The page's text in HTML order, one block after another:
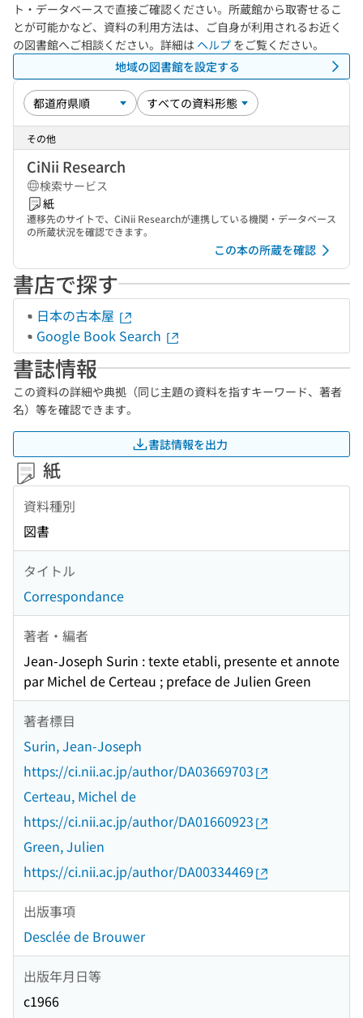
ト・データベースで直接ご確認ください。所蔵館から取寄せるこ
とが可能かなど、資料の利用方法は、ご自身が利用されるお近く
の図書館へご相談ください。詳細は ヘルプ をご覧ください。
地域の図書館を設定する
その他
CiNii Research
検索サービス
紙
遷移先のサイトで、CiNii Researchが連携している機関・データベース
の所蔵状況を確認できます。
この本の所蔵を確認
書店で探す
日本の古本屋
Google Book Search
書誌情報
この資料の詳細や典拠（同じ主題の資料を指すキーワード、著者
名）等を確認できます。
書誌情報を出力
紙
資料種別
図書
タイトル
Correspondance
著者・編者
Jean-Joseph Surin : texte etabli, presente et annote
par Michel de Certeau ; preface de Julien Green
著者標目
Surin, Jean-Joseph
https://ci.nii.ac.jp/author/DA03669703
Certeau, Michel de
https://ci.nii.ac.jp/author/DA01660923
Green, Julien
https://ci.nii.ac.jp/author/DA00334469
出版事項
Desclée de Brouwer
出版年月日等
c1966